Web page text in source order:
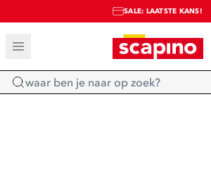
TOT 70% KORTING OP SALE
SALE: LAATSTE KANS!
SHOP NIEUW
Home